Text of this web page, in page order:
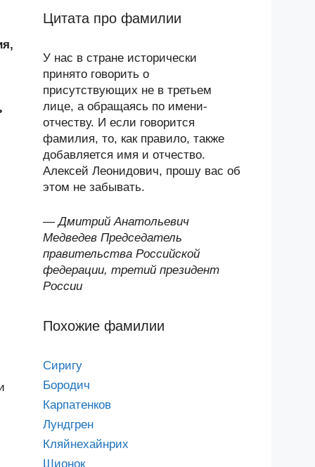
Цитата про фамилии
У нас в стране исторически
принято говорить о
присутствующих не в третьем
лице, а обращаясь по имени-
отчеству. И если говорится
фамилия, то, как правило, также
добавляется имя и отчество.
Алексей Леонидович, прошу вас об
этом не забывать.
—Дмитрий Анатольевич
Медведев Председатель
правительства Российской
федерации, третий президент
России
Похожие фамилии
Сиригу
Бородич
Карпатенков
Лундгрен
Кляйнехайнрих
Шионок